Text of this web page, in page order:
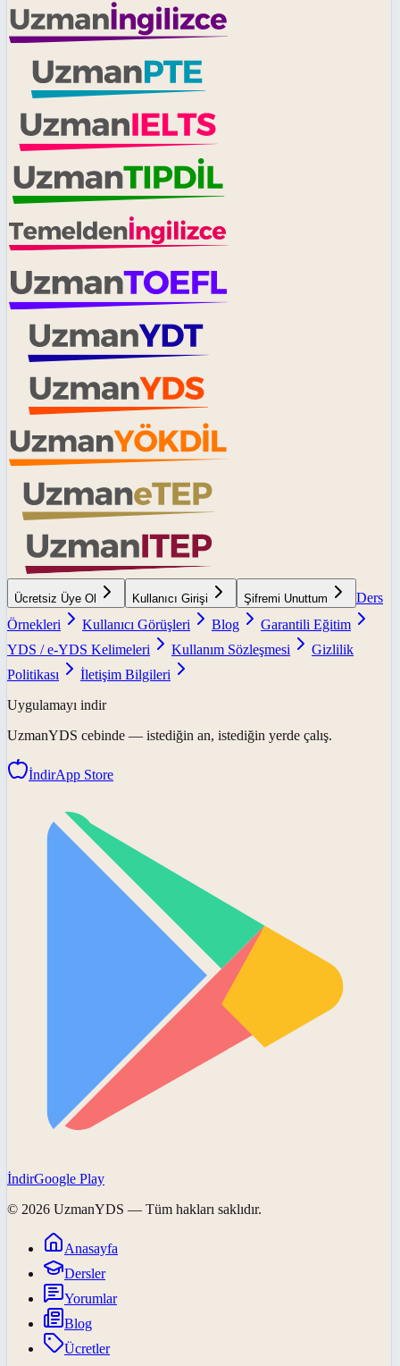
Ücretsiz Üye Ol Kullanıcı Girişi Şifremi Unuttum
Ders
Örnekleri
Kullanıcı Görüşleri Blog
Garantili Eğitim
YDS / e-YDS Kelimeleri
Kullanım Sözleşmesi
Gizlilik
Politikası
İletişim Bilgileri
Uygulamayı indir
UzmanYDS cebinde — istediğin an, istediğin yerde çalış.
İndirApp Store
İndirGoogle Play
© 2026 UzmanYDS — Tüm hakları saklıdır.
Anasayfa
Dersler
Yorumlar
Blog
Ücretler